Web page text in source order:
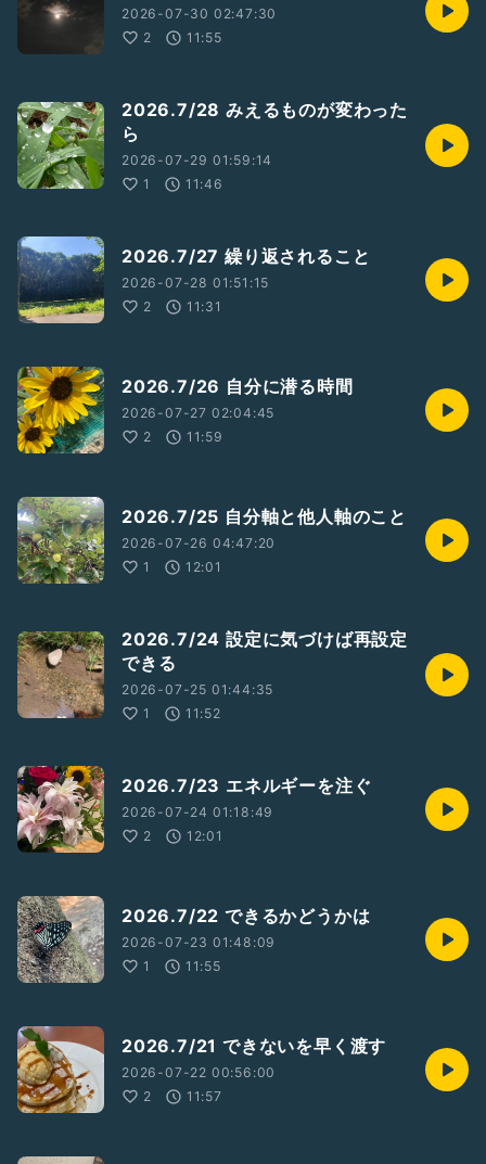
2026-07-30 02:47:30
2
11:55
2026.7/28 みえるものが変わった
ら
2026-07-29 01:59:14
1
11:46
2026.7/27 繰り返されること
2026-07-28 01:51:15
2
11:31
2026.7/26 自分に潜る時間
2026-07-27 02:04:45
2
11:59
2026.7/25 自分軸と他人軸のこと
2026-07-26 04:47:20
1
12:01
2026.7/24 設定に気づけば再設定
できる
2026-07-25 01:44:35
1
11:52
2026.7/23 エネルギーを注ぐ
2026-07-24 01:18:49
2
12:01
2026.7/22 できるかどうかは
2026-07-23 01:48:09
1
11:55
2026.7/21 できないを早く渡す
2026-07-22 00:56:00
2
11:57